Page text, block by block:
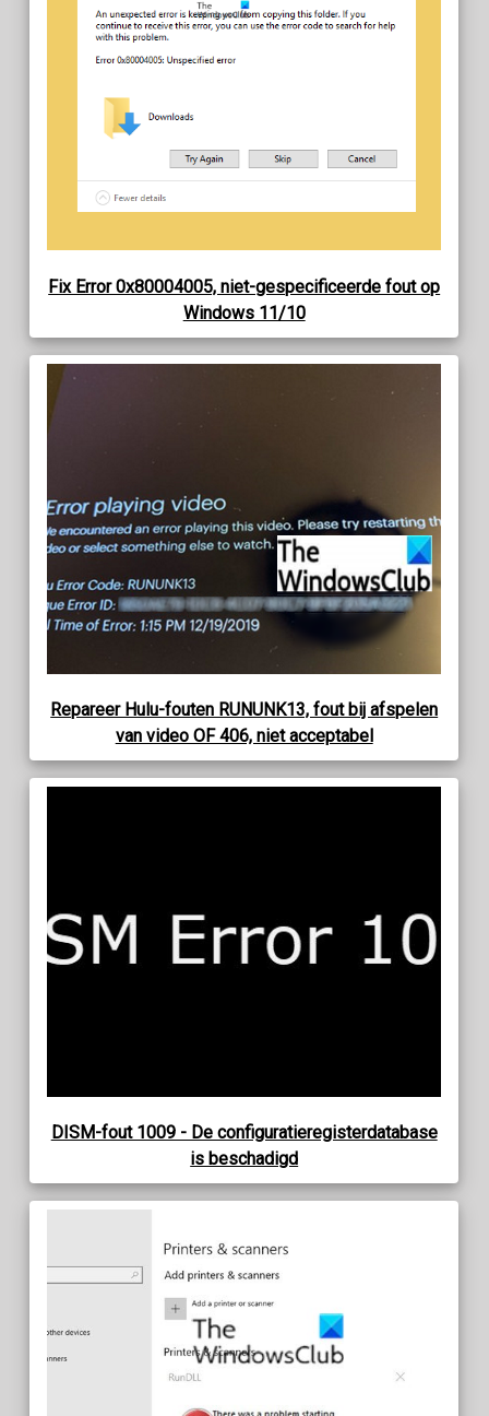
Fix Error 0x80004005, niet-gespecificeerde fout op
Windows 11/10
Repareer Hulu-fouten RUNUNK13, fout bij afspelen
van video OF 406, niet acceptabel
DISM-fout 1009 - De configuratieregisterdatabase
is beschadigd